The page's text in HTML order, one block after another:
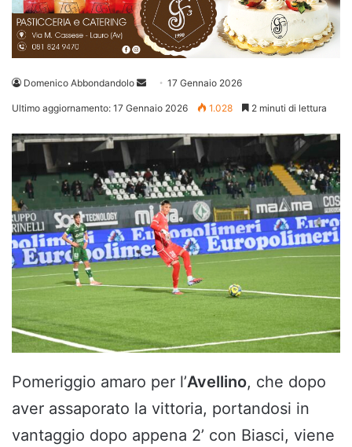
Domenico Abbondandolo
Invia 17 Gennaio 2026
Ultimo aggiornamento: 17 Gennaio 2026 1.028 2 minuti di lettura
Pomeriggio amaro per l’Avellino, che dopo
aver assaporato la vittoria, portandosi in
vantaggio dopo appena 2’ con Biasci, viene